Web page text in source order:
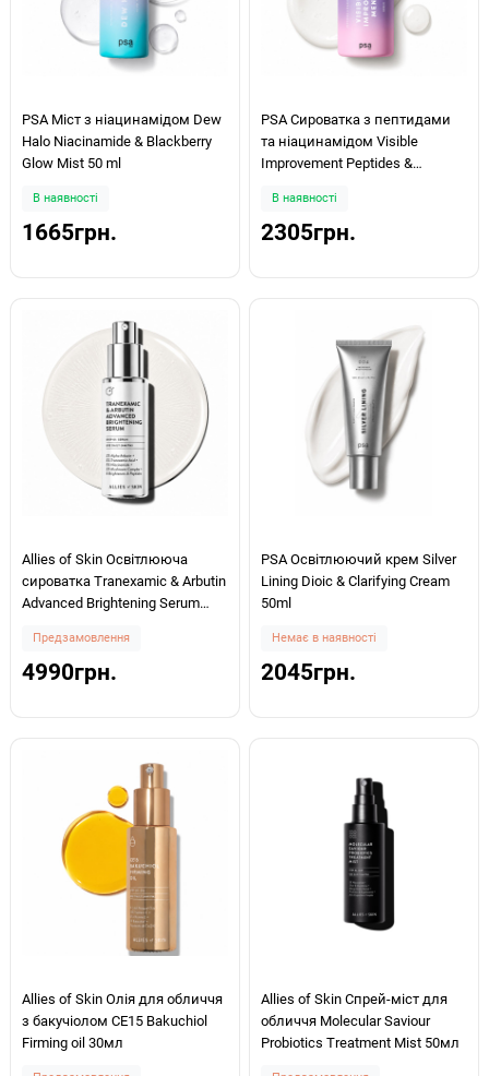
PSA Міст з ніацинамідом Dew
Halo Niacinamide & Blackberry
Glow Mist 50 ml
В наявності
1665грн.
PSA Сироватка з пептидами
та ніацинамідом Visible
Improvement Peptides &
В наявності
2305грн.
Allies of Skin Освітлююча
сироватка Tranexamic & Arbutin
Advanced Brightening Serum
Предзамовлення
4990грн.
PSA Освітлюючий крем Silver
Lining Dioic & Clarifying Cream
50ml
Немає в наявності
2045грн.
Allies of Skin Олія для обличчя
з бакучіолом CE15 Bakuchiol
Firming oil 30мл
Allies of Skin Спрей-міст для
обличчя Molecular Saviour
Probiotics Treatment Mist 50мл